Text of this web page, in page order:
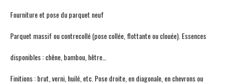
Fourniture et pose du parquet neuf
Parquet massif ou contrecollé (pose collée, flottante ou clouée). Essences
disponibles : chêne, bambou, hêtre…
Finitions : brut, verni, huilé, etc. Pose droite, en diagonale, en chevrons ou